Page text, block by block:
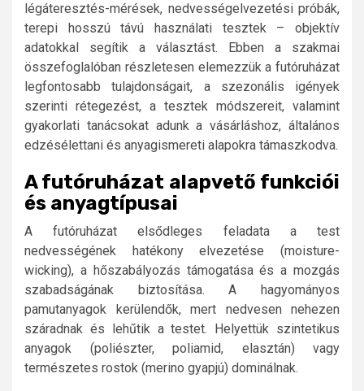
légáteresztés-mérések, nedvességelvezetési próbák,
terepi hosszú távú használati tesztek – objektív
adatokkal segítik a választást. Ebben a szakmai
összefoglalóban részletesen elemezzük a futóruházat
legfontosabb tulajdonságait, a szezonális igények
szerinti rétegezést, a tesztek módszereit, valamint
gyakorlati tanácsokat adunk a vásárláshoz, általános
edzésélettani és anyagismereti alapokra támaszkodva.
A futóruházat alapvető funkciói
és anyagtípusai
A futóruházat elsődleges feladata a test
nedvességének hatékony elvezetése (moisture-
wicking), a hőszabályozás támogatása és a mozgás
szabadságának biztosítása. A hagyományos
pamutanyagok kerülendők, mert nedvesen nehezen
száradnak és lehűtik a testet. Helyettük szintetikus
anyagok (poliészter, poliamid, elasztán) vagy
természetes rostok (merino gyapjú) dominálnak.